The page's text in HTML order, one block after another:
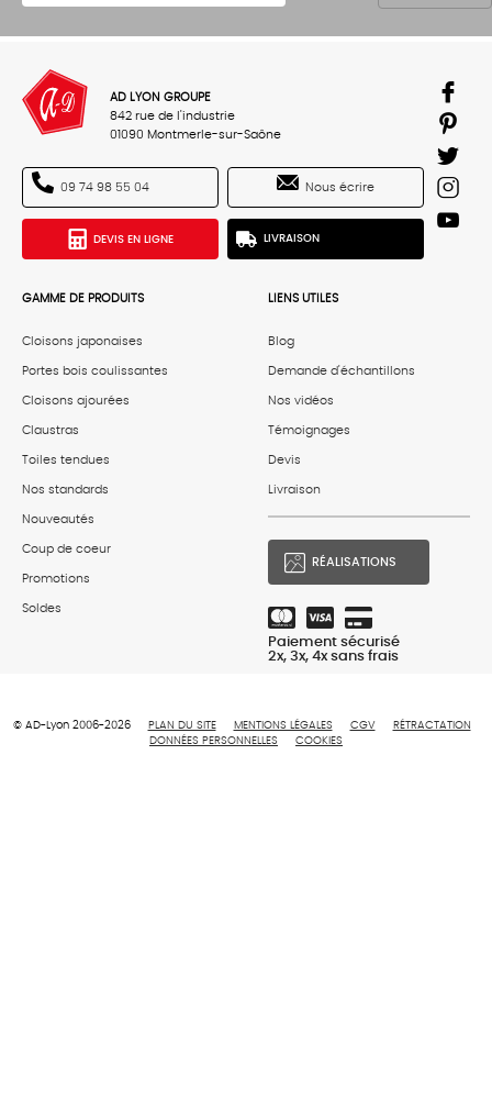
AD LYON GROUPE
842 rue de l'industrie
01090 Montmerle-sur-Saône
09 74 98 55 04 Nous écrire
DEVIS EN LIGNE LIVRAISON
GAMME DE PRODUITS
Cloisons japonaises
Portes bois coulissantes
Cloisons ajourées
Claustras
Toiles tendues
Nos standards
Nouveautés
Coup de coeur
Promotions
Soldes
LIENS UTILES
Blog
Demande d'échantillons
Nos vidéos
Témoignages
Devis
Livraison
RÉALISATIONS
Paiement sécurisé
2x, 3x, 4x sans frais
© AD-Lyon 2006-2026 PLAN DU SITE MENTIONS LÉGALES CGV
RÉTRACTATION
DONNÉES PERSONNELLES
COOKIES